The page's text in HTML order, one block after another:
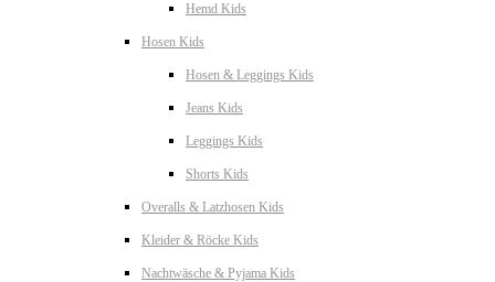
Hemd Kids
Hosen Kids
Hosen & Leggings Kids
Jeans Kids
Leggings Kids
Shorts Kids
Overalls & Latzhosen Kids
Kleider & Röcke Kids
Nachtwäsche & Pyjama Kids